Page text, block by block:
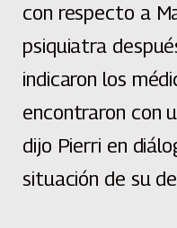
con respecto a
psiquiatra
indicaron los
encontraron con
dijo Pierri en
situación de su